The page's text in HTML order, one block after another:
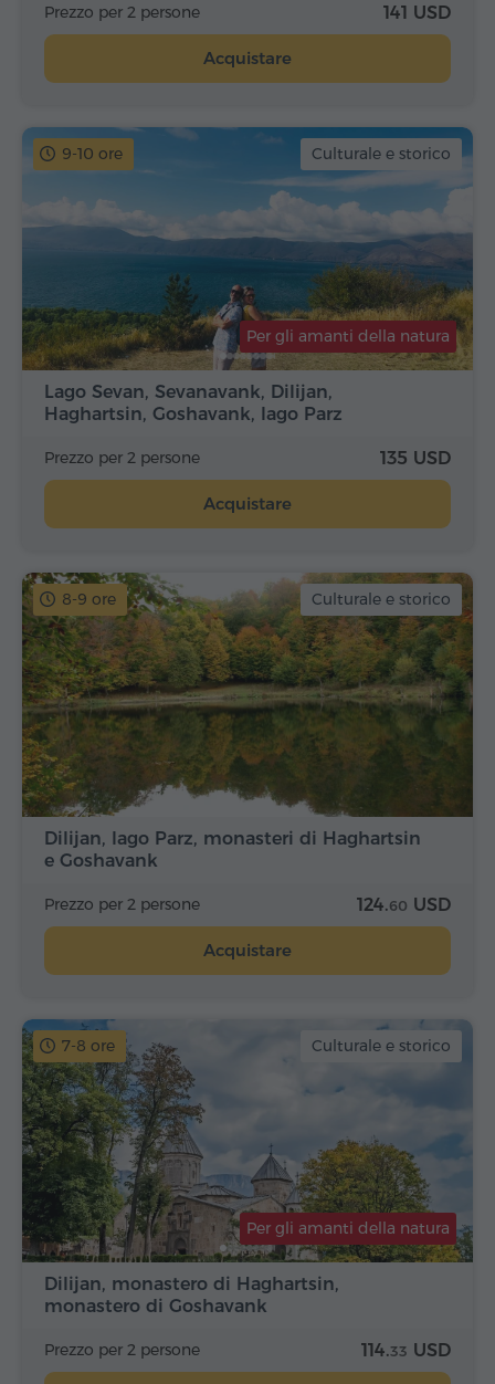
Prezzo per 2 persone 141 USD
Acquistare
9-10 ore Culturale e storico
Lago Sevan, Sevanavank, Dilijan,
Haghartsin, Goshavank, lago Parz
Per gli amanti della natura
Prezzo per 2 persone 135 USD
Acquistare
8-9 ore Culturale e storico
Dilijan, lago Parz, monasteri di Haghartsin
e Goshavank
Prezzo per 2 persone 124.60 USD
Acquistare
7-8 ore Culturale e storico
Dilijan, monastero di Haghartsin,
monastero di Goshavank
Per gli amanti della natura
Prezzo per 2 persone 114.33 USD